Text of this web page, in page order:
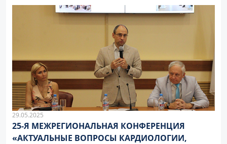
29.05.2025
25-Я МЕЖРЕГИОНАЛЬНАЯ КОНФЕРЕНЦИЯ
«АКТУАЛЬНЫЕ ВОПРОСЫ КАРДИОЛОГИИ,